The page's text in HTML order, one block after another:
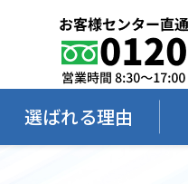
選ばれる理由